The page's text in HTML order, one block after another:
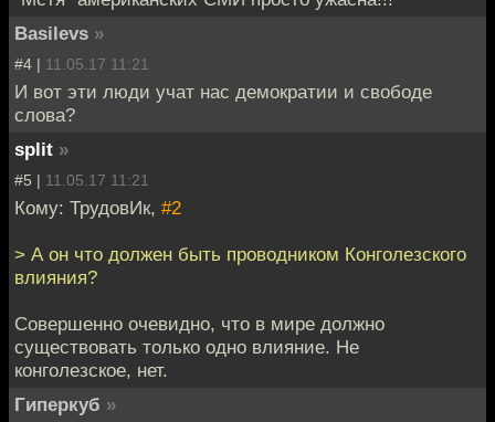
Basilevs »
#4 | 11.05.17 11:21
И вот эти люди учат нас демократии и свободе
слова?
split »
#5 | 11.05.17 11:21
Кому: ТрудовИк, #2
> А он что должен быть проводником Конголезского
влияния?
Совершенно очевидно, что в мире должно
существовать только одно влияние. Не
конголезское, нет.
Гиперкуб »